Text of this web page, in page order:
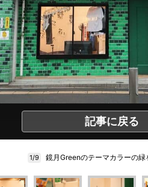
記事に戻る
1/9 鏡月Greenのテーマカラーの緑